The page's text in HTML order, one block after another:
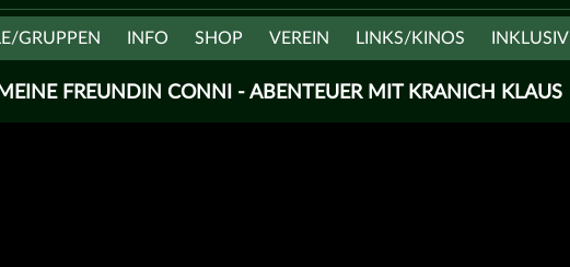
GRUPPEN INFO SHOP VEREIN LINKS/KINOS INKLUSIV
FREUNDIN CONNI - ABENTEUER MIT KRANICH KLAUS